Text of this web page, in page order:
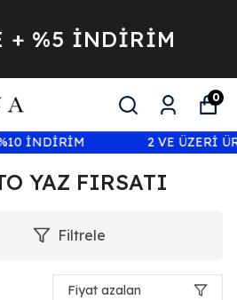
+ %5 İNDİRİM
0
İNDİRİM 2 VE ÜZERİ
YAZ FIRSATI
Filtrele
Fiyat azalan